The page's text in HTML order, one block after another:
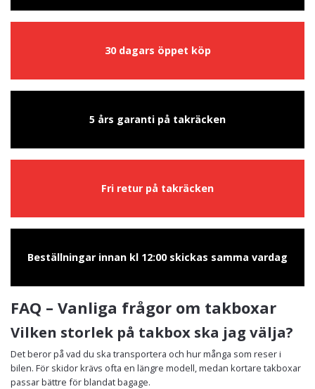
30 dagars öppet köp
5 års garanti på takräcken
Fri retur på takräcken
Beställningar innan kl 12:00 skickas samma vardag
FAQ – Vanliga frågor om takboxar
Vilken storlek på takbox ska jag välja?
Det beror på vad du ska transportera och hur många som reser i
bilen. För skidor krävs ofta en längre modell, medan kortare takboxar
passar bättre för blandat bagage.